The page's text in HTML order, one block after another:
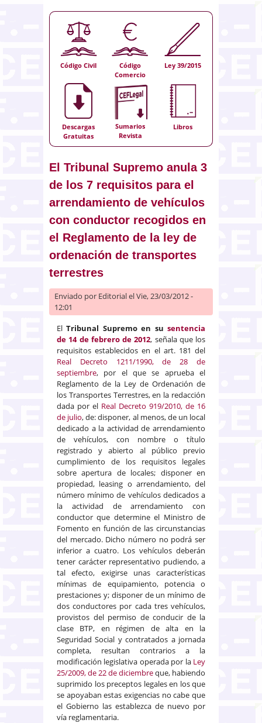
Código Civil
Código
Comercio
Ley 39/2015
Descargas
Gratuitas
Sumarios
Revista
Libros
El Tribunal Supremo anula 3
de los 7 requisitos para el
arrendamiento de vehículos
con conductor recogidos en
el Reglamento de la ley de
ordenación de transportes
terrestres
Enviado por Editorialel Vie, 23/03/2012 -
12:01
ElTribunal Supremo en susentencia
de 14 de febrero de 2012, señala que los
requisitos establecidos en el art. 181 del
Real Decreto 1211/1990, de 28 de
septiembre, por el que se aprueba el
Reglamento de la Ley de Ordenación de
los Transportes Terrestres, en la redacción
dada por el Real Decreto 919/2010, de 16
de julio, de: disponer, al menos, de un local
dedicado a la actividad de arrendamiento
de vehículos, con nombre o título
registrado y abierto al público previo
cumplimiento de los requisitos legales
sobre apertura de locales; disponer en
propiedad, leasing o arrendamiento, del
número mínimo de vehículos dedicados a
la actividad de arrendamiento con
conductor que determine el Ministro de
Fomento en función de las circunstancias
del mercado. Dicho número no podrá ser
inferior a cuatro. Los vehículos deberán
tener carácter representativo pudiendo, a
tal efecto, exigirse unas características
mínimas de equipamiento, potencia o
prestaciones y; disponer de un mínimo de
dos conductores por cada tres vehículos,
provistos del permiso de conducir de la
clase BTP, en régimen de alta en la
Seguridad Social y contratados a jornada
completa, resultan contrarios a la
modificación legislativa operada por la Ley
25/2009, de 22 de diciembreque, habiendo
suprimido los preceptos legales en los que
se apoyaban estas exigencias no cabe que
el Gobierno las establezca de nuevo por
vía reglamentaria.